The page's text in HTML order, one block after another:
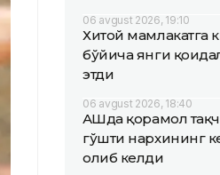
06 avgust 2026, 19:10
Хитой
бўйича янги
этди
06 avgust 2026, 18:40
АҚШда қорамол
гўшти нархининг
олиб келди